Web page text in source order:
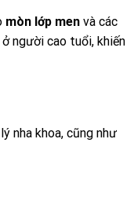
mòn lớp men và các
người cao tuổi, khiến
nha khoa, cũng như